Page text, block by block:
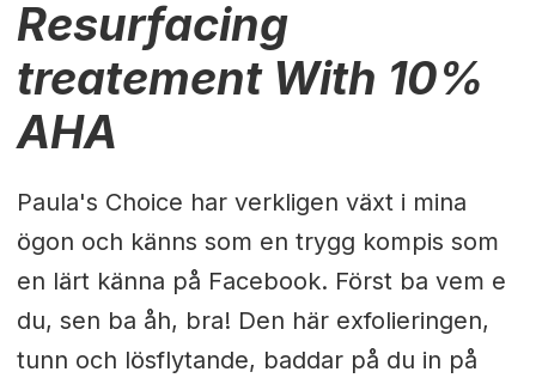
Resurfacing
treatement With 10%
AHA
Paula's Choice har verkligen växt i mina
ögon och känns som en trygg kompis som
en lärt känna på Facebook. Först ba vem e
du, sen ba åh, bra! Den här exfolieringen,
tunn och lösflytande, baddar på du in på